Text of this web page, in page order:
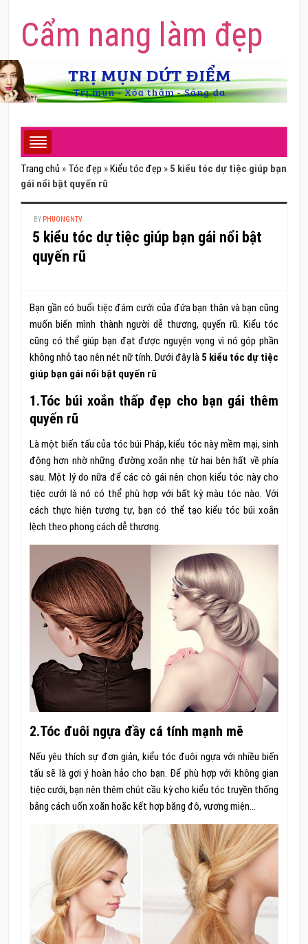
Cẩm nang làm đẹp
Trang chủ » Tóc đẹp » Kiểu tóc đẹp » 5 kiểu tóc dự tiệc giúp bạn
gái nổi bật quyến rũ
BY PHUONGNTV
5 kiểu tóc dự tiệc giúp bạn gái nổi bật
quyến rũ
Bạn gần có buổi tiệc đám cưới của đứa bạn thân và bạn cũng
muốn biến mình thành người dễ thương, quyến rũ. Kiểu tóc
cũng có thể giúp bạn đạt được nguyện vọng vì nó góp phần
không nhỏ tạo nên nét nữ tính. Dưới đây là 5 kiểu tóc dự tiệc
giúp bạn gái nổi bật quyến rũ
1.Tóc búi xoắn thấp đẹp cho bạn gái thêm
quyến rũ
Là một biến tấu của tóc búi Pháp, kiểu tóc này mềm mại, sinh
động hơn nhờ những đường xoắn nhẹ từ hai bên hất về phía
sau. Một lý do nữa để các cô gái nên chọn kiểu tóc này cho
tiệc cưới là nó có thể phù hợp với bất kỳ màu tóc nào. Với
cách thực hiện tương tự, bạn có thể tạo kiểu tóc búi xoắn
lệch theo phong cách dễ thương.
2.Tóc đuôi ngựa đầy cá tính mạnh mẽ
Nếu yêu thích sự đơn giản, kiểu tóc đuôi ngựa với nhiều biến
tấu sẽ là gợi ý hoàn hảo cho bạn. Để phù hợp với không gian
tiệc cưới, bạn nên thêm chút cầu kỳ cho kiểu tóc truyền thống
bằng cách uốn xoăn hoặc kết hợp băng đô, vương miện…